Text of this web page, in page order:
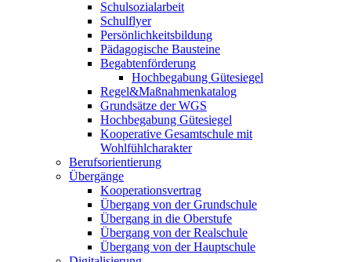
Schulsozialarbeit
Schulflyer
Persönlichkeitsbildung
Pädagogische Bausteine
Begabtenförderung
Hochbegabung Gütesiegel
Regel&Maßnahmenkatalog
Grundsätze der WGS
Hochbegabung Gütesiegel
Kooperative Gesamtschule mit
Wohlfühlcharakter
Berufsorientierung
Übergänge
Kooperationsvertrag
Übergang von der Grundschule
Übergang in die Oberstufe
Übergang von der Realschule
Übergang von der Hauptschule